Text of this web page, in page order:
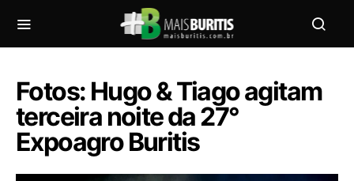
Fotos: Hugo & Tiago agitam
terceira noite da 27°
Expoagro Buritis